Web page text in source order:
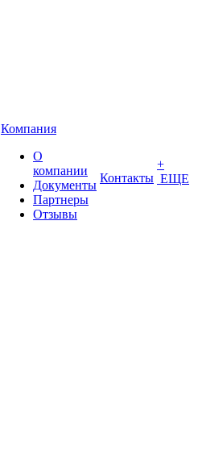
Компания
О
компании
Документы
Партнеры
Отзывы
Контакты
+
ЕЩЕ